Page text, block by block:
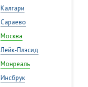
Калгари
Сараево
Москва
Лейк-Плэсид
Монреаль
Инсбрук